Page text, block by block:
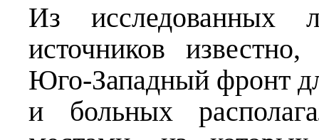
Из исследованных
источников
Юго-Западный фронт
и больных